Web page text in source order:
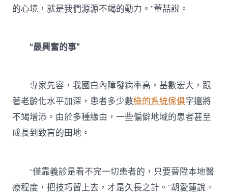
的心境，就是我們源源不竭的動力。”董喆說。
“最興奮的事”
專家先容，我國白內障發病率高，基數宏大，跟
著老齡化水平加深，患者多少數綠的系統傢俱字還將
不竭增添。由於多種緣由，一些偏僻地域的患者甚至
成長到致盲的田地。
“僅靠義診是看不完一切患者的，只要晉陞本地醫
療程度，把技巧留上去，才是久長之計。”胡愛蓮說。